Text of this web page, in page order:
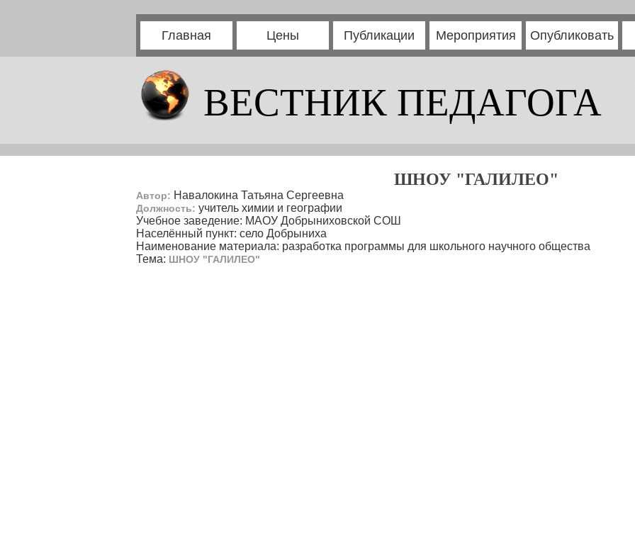
Главная Цены Публикации Мероприятия Опубликовать
ВЕСТНИК ПЕДАГОГА
ШНОУ "ГАЛИЛЕО"
Автор: Навалокина Татьяна Сергеевна
Должность: учитель химии и географии
Учебное заведение: МАОУ Добрыниховской СОШ
Населённый пункт: село Добрыниха
Наименование материала: разработка программы для школьного научного общества
Тема: ШНОУ "ГАЛИЛЕО"